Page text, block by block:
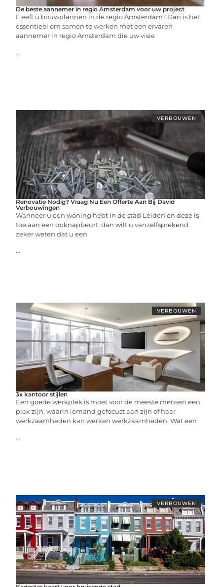
De beste aannemer in regio Amsterdam voor uw project
Heeft u bouwplannen in de regio Amsterdam? Dan is het
essentieel om samen te werken met een ervaren
aannemer in regio Amsterdam die uw visie
...
VERBOUWEN
Renovatie Nodig? Vraag Nu Een Offerte Aan Bij David
Verbouwingen
Wanneer u een woning hebt in de stad Leiden en deze is
toe aan een opknapbeurt, dan wilt u vanzelfsprekend
zeker weten dat u een
...
VERBOUWEN
3x kantoor stijlen
Een goede werkplek is moet voor de meeste mensen een
plek zijn, waarin iemand gefocust aan zijn of haar
werkzaamheden kan werken werkzaamheden. Wat een
...
VERBOUWEN